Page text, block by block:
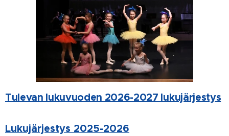
Tulevan lukuvuoden 2026-2027 lukujärjestys
Lukujärjestys 2025-2026